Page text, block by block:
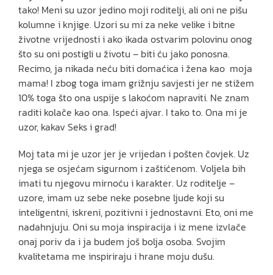
tako! Meni su uzor jedino moji roditelji, ali oni ne pišu
kolumne i knjige. Uzori su mi za neke velike i bitne
životne vrijednosti i ako ikada ostvarim polovinu onog
što su oni postigli u životu – biti ću jako ponosna.
Recimo, ja nikada neću biti domaćica i žena kao moja
mama! I zbog toga imam grižnju savjesti jer ne stižem
10% toga što ona uspije s lakoćom napraviti. Ne znam
raditi kolače kao ona. Ispeći ajvar. I tako to. Ona mi je
uzor, kakav Seks i grad!
Moj tata mi je uzor jer je vrijedan i pošten čovjek. Uz
njega se osjećam sigurnom i zaštićenom. Voljela bih
imati tu njegovu mirnoću i karakter. Uz roditelje –
uzore, imam uz sebe neke posebne ljude koji su
inteligentni, iskreni, pozitivni i jednostavni. Eto, oni me
nadahnjuju. Oni su moja inspiracija i iz mene izvlače
onaj poriv da i ja budem još bolja osoba. Svojim
kvalitetama me inspiriraju i hrane moju dušu.